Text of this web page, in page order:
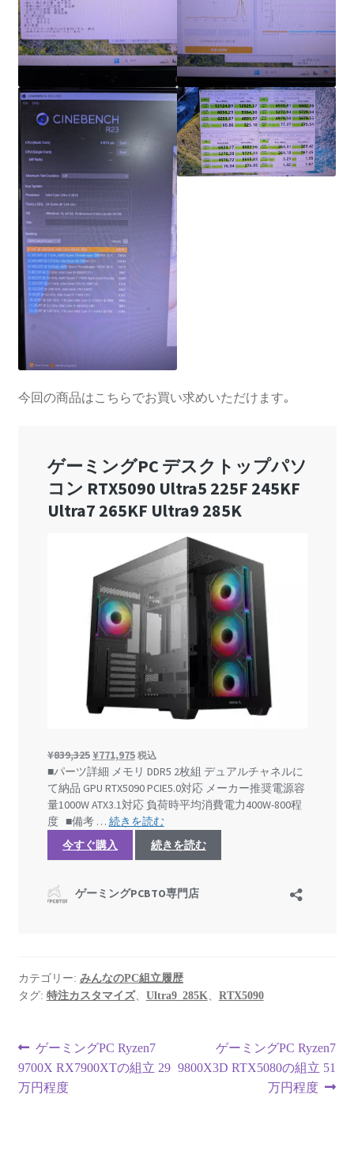
今回の商品はこちらでお買い求めいただけます｡
カテゴリー: みんなのPC組立履歴
タグ: 特注カスタマイズ、 Ultra9_285K、 RTX5090
投
稿
前
の
投
ゲーミングPC Ryzen7
9700X RX7900XTの組立 29
万円程度
次
の
ゲーミングPC Ryzen7
9800X3D RTX5080の組立 51
万円程度